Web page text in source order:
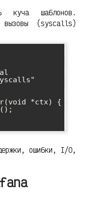
куча шаблонов.
вызовы (syscalls)
ошибки, I/O,